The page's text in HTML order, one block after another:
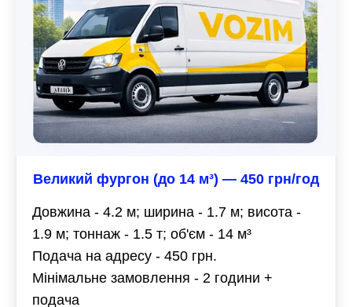
Великий фургон (до 14 м³) — 450 грн/год
Довжина - 4.2 м; ширина - 1.7 м; висота -
1.9 м; тоннаж - 1.5 т; об'єм - 14 м³
Подача на адресу - 450 грн.
Мінімальне замовлення - 2 години +
подача